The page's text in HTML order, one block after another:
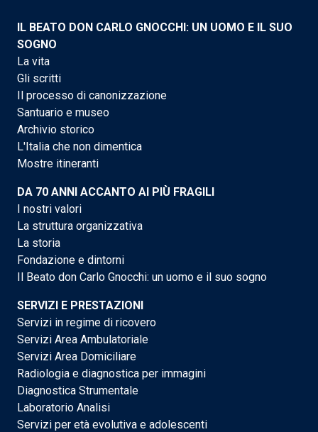
IL BEATO DON CARLO GNOCCHI: UN UOMO E IL SUO
SOGNO
La vita
Gli scritti
Il processo di canonizzazione
Santuario e museo
Archivio storico
L'Italia che non dimentica
Mostre itineranti
DA 70 ANNI ACCANTO AI PIÙ FRAGILI
I nostri valori
La struttura organizzativa
La storia
Fondazione e dintorni
Il Beato don Carlo Gnocchi: un uomo e il suo sogno
SERVIZI E PRESTAZIONI
Servizi in regime di ricovero
Servizi Area Ambulatoriale
Servizi Area Domiciliare
Radiologia e diagnostica per immagini
Diagnostica Strumentale
Laboratorio Analisi
Servizi per età evolutiva e adolescenti